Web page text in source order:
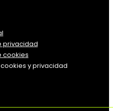
privacidad
cookies
y privacidad